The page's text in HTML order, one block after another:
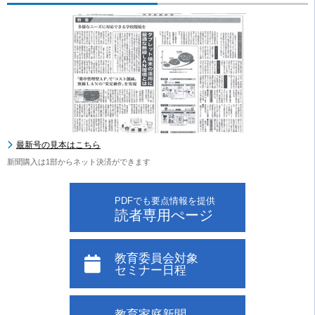
最新号の見本はこちら
新聞購入は1部からネット決済ができます
PDFでも要点情報を提供
読者専用ぺージ
教育委員会対象
セミナー日程